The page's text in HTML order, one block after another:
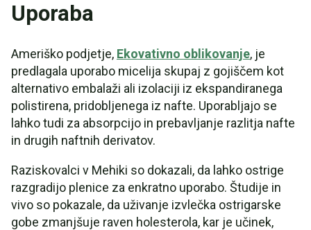
Uporaba
Ameriško podjetje, Ekovativno oblikovanje, je
predlagala uporabo micelija skupaj z gojiščem kot
alternativo embalaži ali izolaciji iz ekspandiranega
polistirena, pridobljenega iz nafte. Uporabljajo se
lahko tudi za absorpcijo in prebavljanje razlitja nafte
in drugih naftnih derivatov.
Raziskovalci v Mehiki so dokazali, da lahko ostrige
razgradijo plenice za enkratno uporabo. Študije in
vivo so pokazale, da uživanje izvlečka ostrigarske
gobe zmanjšuje raven holesterola, kar je učinek,